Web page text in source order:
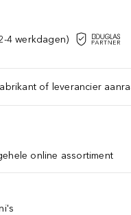
4 werkdagen)
of leverancier
online assortiment